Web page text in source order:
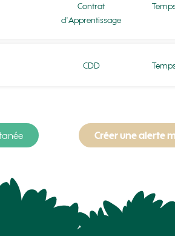
Contrat
d'Apprentissage
CDD
Créer une alerte